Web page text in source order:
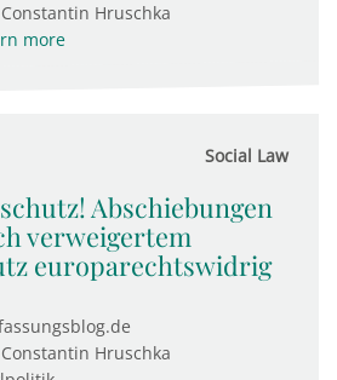
Hruschka
more
Social Law
Abschiebungen
verweigertem
europarechtswidrig
Hruschka